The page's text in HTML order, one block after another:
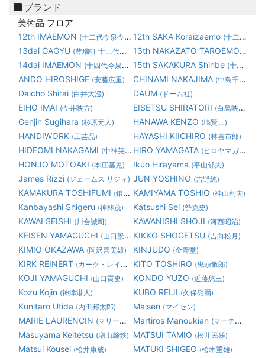
ブランド
美術品 フロア
12th IMAEMON (十二代今泉今右衛門) 12th SAKA Koraizaemo (十二代 坂 高麗左衛門)
13dai GAGYU (豊瑞軒 十三代横石臥牛) 13th NAKAZATO TAROEMON
14dai IMAEMON (十四代今泉今右衛門) 15th SAKAKURA Shinbe (十五代 坂倉 新兵衛)
ANDO HIROSHIGE (安藤広重) CHINAMI NAKAJIMA (中島千波)
Daicho Shirai (白井大澄) DAUM (ドーム社)
EIHO IMAI (今井映方) EISETSU SHIRATORI (白鳥映雪)
Genjin Sugihara (杉原元人) HANAWA KENZO (塙賢三)
HANDIWORK (工芸品) HAYASHI KIICHIRO (林喜市郎)
HIDEOMI NAKAGAMI (中神英臣) HIRO YAMAGATA (ヒロヤマガタ 山形博道)
HONJO MOTOAKI (本庄基晃) Ikuo Hirayama (平山郁夫)
James Rizzi (ジェームス リジィ) JUN YOSHINO (吉野純)
KAMAKURA TOSHIFUMI (鎌倉俊文) KAMIYAMA TOSHIO (神山利夫)
Kanbayashi Shigeru (神林茂) Katsushi Sei (勢克史)
KAWAI SEISHI (川合誠司) KAWANISHI SHOJI (河西昭治)
KEISEN YAMAGUCHI (山口景泉) KIKKO SHOGETSU (吉向松月)
KIMIO OKAZAWA (岡沢喜美雄) KINJUDO (金壽堂)
KIRK REINERT (カーク・レイナート) KITO TOSHIRO (鬼頭敏郎)
KOJI YAMAGUCHI (山口貢史) KONDO YUZO (近藤悠三)
Kozu Kojin (神津港人) KUBO REIJI (久保嶺爾)
Kunitaro Utida (内田邦太郎) Maisen (マイセン)
MARIE LAURENCIN (マリーローランサン) Martiros Manoukian (マーティロ マヌキアン)
Masuyama Keitetsu (増山馨鉄) MATSUI TAMIO (松井民雄)
Matsui Kousei (松井康成) MATUKI SHIGEO (松木重雄)